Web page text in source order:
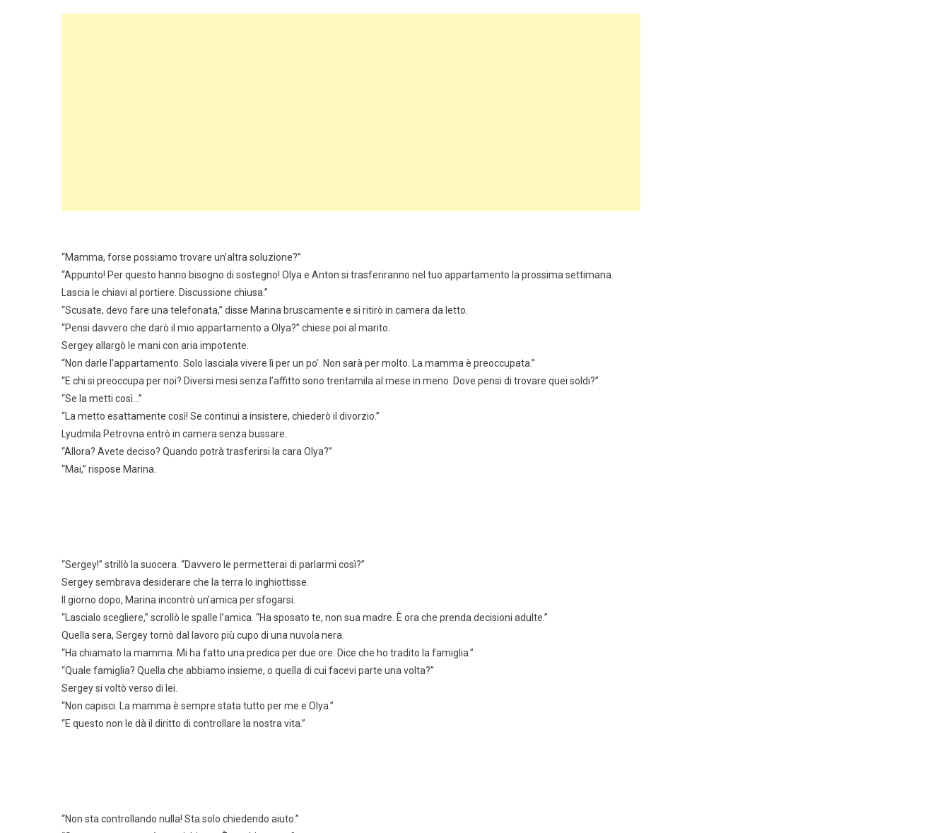
“Mamma, forse possiamo trovare un’altra soluzione?”
“Appunto! Per questo hanno bisogno di sostegno! Olya e Anton si trasferiranno nel tuo appartamento la prossima settimana.
Lascia le chiavi al portiere. Discussione chiusa.”
“Scusate, devo fare una telefonata,” disse Marina bruscamente e si ritirò in camera da letto.
“Pensi davvero che darò il mio appartamento a Olya?” chiese poi al marito.
Sergey allargò le mani con aria impotente.
“Non darle l’appartamento. Solo lasciala vivere lì per un po’. Non sarà per molto. La mamma è preoccupata.”
“E chi si preoccupa per noi? Diversi mesi senza l’affitto sono trentamila al mese in meno. Dove pensi di trovare quei soldi?”
“Se la metti così…”
“La metto esattamente così! Se continui a insistere, chiederò il divorzio.”
Lyudmila Petrovna entrò in camera senza bussare.
“Allora? Avete deciso? Quando potrà trasferirsi la cara Olya?”
“Mai,” rispose Marina.
“Sergey!” strillò la suocera. “Davvero le permetterai di parlarmi così?”
Sergey sembrava desiderare che la terra lo inghiottisse.
Il giorno dopo, Marina incontrò un’amica per sfogarsi.
“Lascialo scegliere,” scrollò le spalle l’amica. “Ha sposato te, non sua madre. È ora che prenda decisioni adulte.”
Quella sera, Sergey tornò dal lavoro più cupo di una nuvola nera.
“Ha chiamato la mamma. Mi ha fatto una predica per due ore. Dice che ho tradito la famiglia.”
“Quale famiglia? Quella che abbiamo insieme, o quella di cui facevi parte una volta?”
Sergey si voltò verso di lei.
“Non capisci. La mamma è sempre stata tutto per me e Olya.”
“E questo non le dà il diritto di controllare la nostra vita.”
“Non sta controllando nulla! Sta solo chiedendo aiuto.”